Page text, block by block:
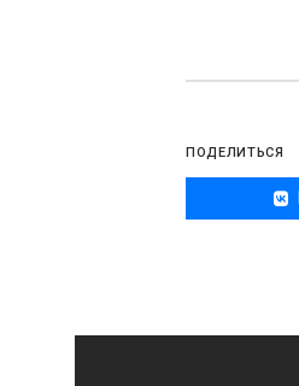
ПОДЕЛИТЬСЯ